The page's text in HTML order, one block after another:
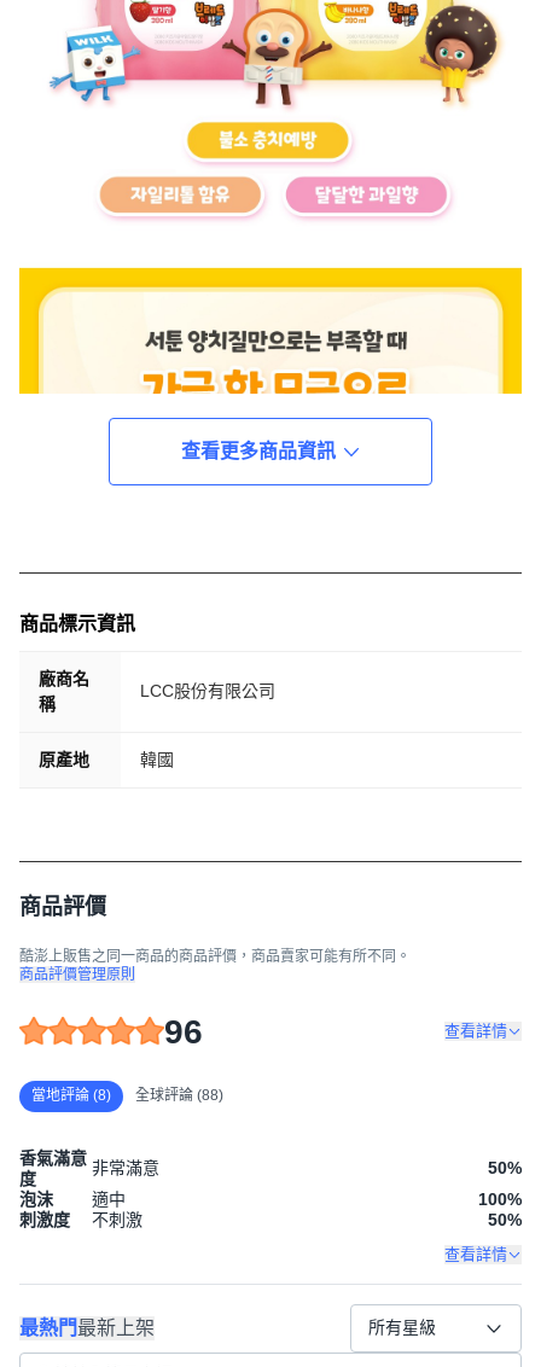
查看更多商品資訊
商品標示資訊
廠商名
稱
LCC股份有限公司
原產地 韓國
商品評價
酷澎上販售之同一商品的商品評價，商品賣家可能有所不同。
商品評價管理原則
96 查看詳情
當地評論 (8) 全球評論 (88)
香氣滿意
度
非常滿意 50%
泡沫
適中 100%
刺激度
不刺激 50%
查看詳情
最熱門最新上架 所有星級